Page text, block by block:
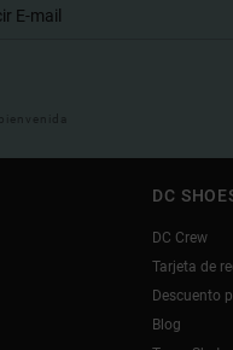
DC
DC Crew
Tarjeta de
Descuento
Blog